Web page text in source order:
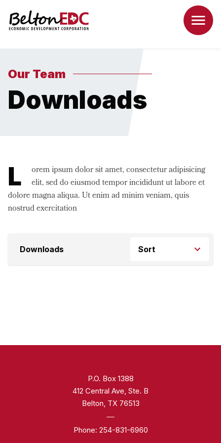
Our Team
Downloads
L
orem ipsum dolor sit amet, consectetur adipisicing
elit, sed do eiusmod tempor incididunt ut labore et
dolore magna aliqua. Ut enim ad minim veniam, quis
nostrud exercitation
Downloads
P.O. Box 1388
412 Central Ave, Ste. B
Belton, TX 76513
Phone: 254-831-6960